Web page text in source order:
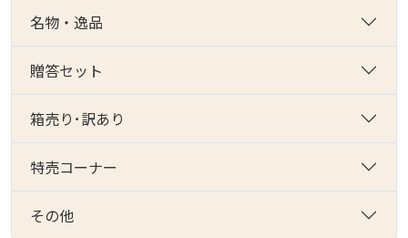
名物・逸品
贈答セット
箱売り･訳あり
特売コーナー
その他